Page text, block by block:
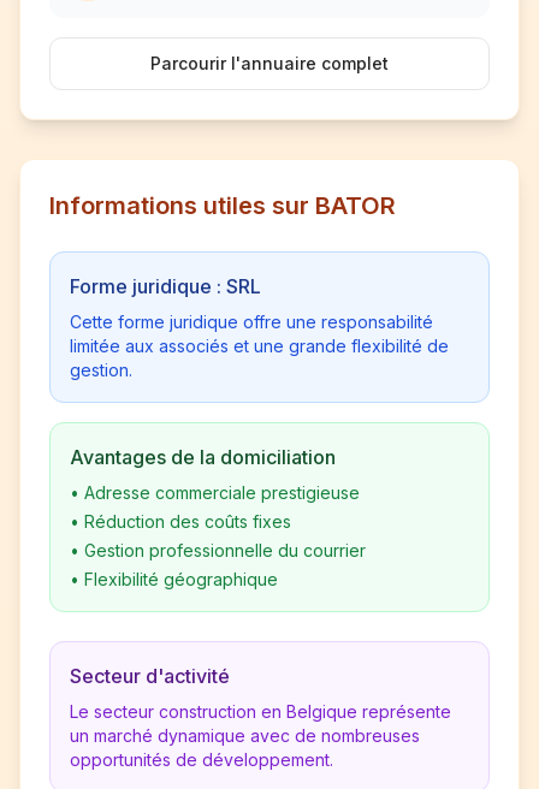
Parcourir l'annuaire complet
Informations utiles sur BATOR
Forme juridique : SRL
Cette forme juridique offre une responsabilité
limitée aux associés et une grande flexibilité de
gestion.
Avantages de la domiciliation
• Adresse commerciale prestigieuse
• Réduction des coûts fixes
• Gestion professionnelle du courrier
• Flexibilité géographique
Secteur d'activité
Le secteur construction en Belgique représente
un marché dynamique avec de nombreuses
opportunités de développement.